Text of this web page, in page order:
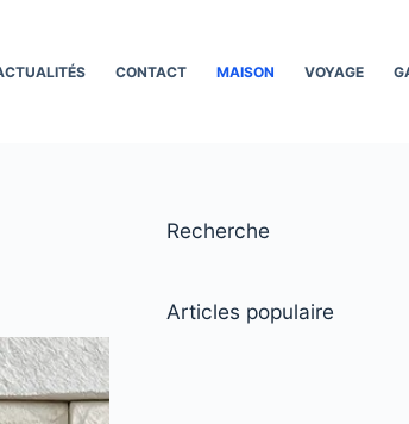
CONTACT MAISON VOYAGE
Recherche
Articles populaire